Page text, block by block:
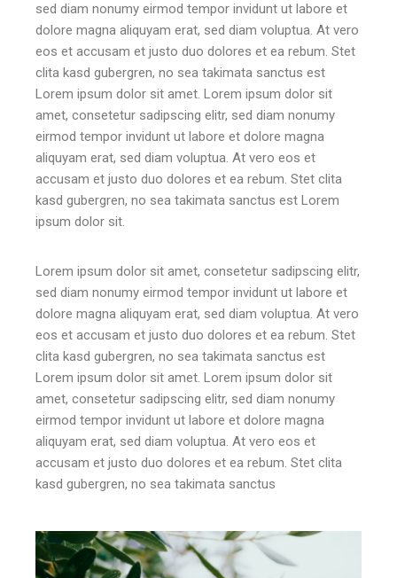
sed diam nonumy eirmod tempor invidunt ut labore et
dolore magna aliquyam erat, sed diam voluptua. At vero
eos et accusam et justo duo dolores et ea rebum. Stet
clita kasd gubergren, no sea takimata sanctus est
Lorem ipsum dolor sit amet. Lorem ipsum dolor sit
amet, consetetur sadipscing elitr, sed diam nonumy
eirmod tempor invidunt ut labore et dolore magna
aliquyam erat, sed diam voluptua. At vero eos et
accusam et justo duo dolores et ea rebum. Stet clita
kasd gubergren, no sea takimata sanctus est Lorem
ipsum dolor sit.
Lorem ipsum dolor sit amet, consetetur sadipscing elitr,
sed diam nonumy eirmod tempor invidunt ut labore et
dolore magna aliquyam erat, sed diam voluptua. At vero
eos et accusam et justo duo dolores et ea rebum. Stet
clita kasd gubergren, no sea takimata sanctus est
Lorem ipsum dolor sit amet. Lorem ipsum dolor sit
amet, consetetur sadipscing elitr, sed diam nonumy
eirmod tempor invidunt ut labore et dolore magna
aliquyam erat, sed diam voluptua. At vero eos et
accusam et justo duo dolores et ea rebum. Stet clita
kasd gubergren, no sea takimata sanctus